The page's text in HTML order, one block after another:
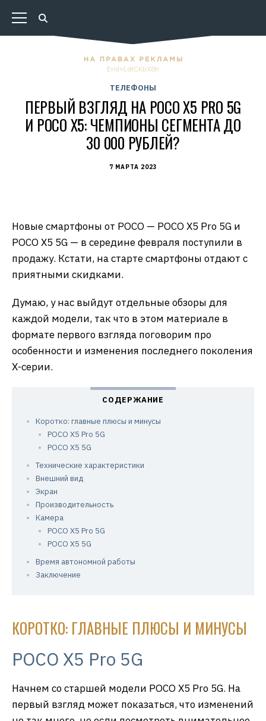
Erid=LdtCKbX8h
ТЕЛЕФОНЫ
ПЕРВЫЙ ВЗГЛЯД НА POCO X5 PRO 5G
И POCO X5: ЧЕМПИОНЫ СЕГМЕНТА ДО
30 000 РУБЛЕЙ?
7 МАРТА 2023
Новые смартфоны от POCO — POCO X5 Pro 5G и
POCO X5 5G — в середине февраля поступили в
продажу. Кстати, на старте смартфоны отдают с
приятными скидками.
Думаю, у нас выйдут отдельные обзоры для
каждой модели, так что в этом материале в
формате первого взгляда поговорим про
особенности и изменения последнего поколения
Х-серии.
Коротко: главные плюсы и минусы
POCO X5 Pro 5G
POCO X5 5G
Технические характеристики
Внешний вид
Экран
Производительность
Камера
POCO X5 Pro 5G
POCO X5 5G
Время автономной работы
Заключение
КОРОТКО: ГЛАВНЫЕ ПЛЮСЫ И МИНУСЫ
POCO X5 Pro 5G
Начнем со старшей модели POCO X5 Pro 5G. На
первый взгляд может показаться, что изменений